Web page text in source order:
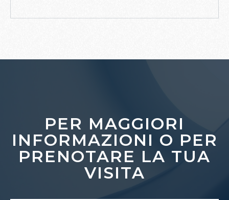
PER MAGGIORI
INFORMAZIONI O PER
PRENOTARE LA TUA
VISITA